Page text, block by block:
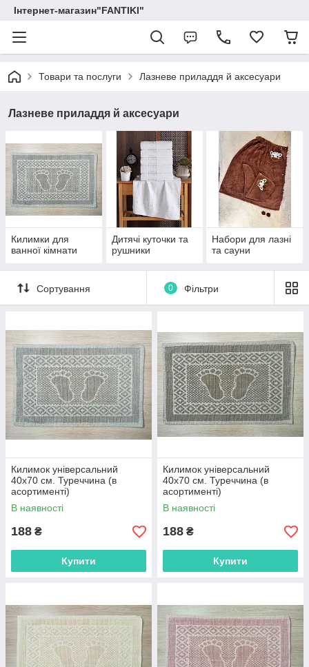
Інтернет-магазин"FANTIKI"
Товари та послуги Лазневе приладдя й аксесуари
Лазневе приладдя й аксесуари
Килимки для
ванної кімнати
Дитячі куточки та
рушники
Набори для лазні
та сауни
Сортування 0 Фільтри
Килимок універсальний
40х70 см. Туреччина (в
асортименті)
В наявності
188 ₴
Купити
Килимок універсальний
40х70 см. Туреччина (в
асортименті)
В наявності
188 ₴
Купити